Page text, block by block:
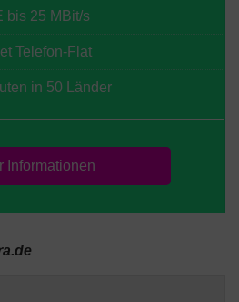
bis 25 MBit/s
Telefon-Flat
in 50 Länder
Informationen